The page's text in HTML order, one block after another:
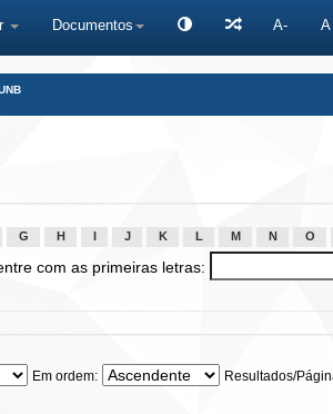
Documentos A- A
G H J K L M N O
com as primeiras letras:
Em ordem: Resultados/